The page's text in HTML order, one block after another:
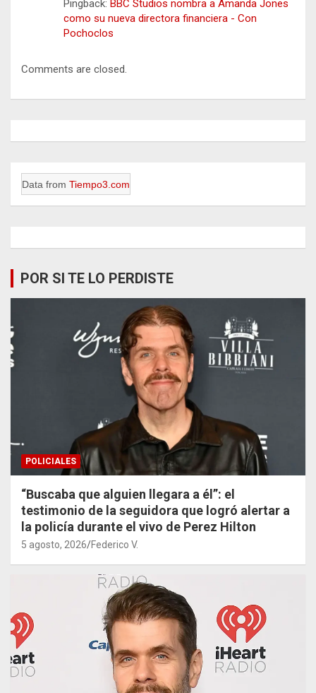
Pingback: BBC Studios nombra a Amanda Jones
como su nueva directora financiera - Con
Pochoclos
Comments are closed.
Data from Tiempo3.com
POR SI TE LO PERDISTE
POLICIALES
“Buscaba que alguien llegara a él”: el
testimonio de la seguidora que logró alertar a
la policía durante el vivo de Perez Hilton
5 agosto, 2026 Federico V.